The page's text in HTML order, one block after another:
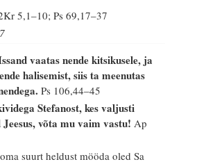
5,1–10; Ps 69,17–37
vaatas nende kitsikusele, ja
halisemist, siis ta meenutas
Ps 106,44–45
Stefanost, kes valjusti
Jeesus, võta mu vaim vastu!Ap
suurt heldust mööda oled Sa